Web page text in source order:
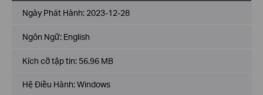
Ngày Phát Hành: 2023-12-28
Ngôn Ngữ: English
Kích cỡ tập tin: 56.96 MB
Hệ Điều Hành: Windows